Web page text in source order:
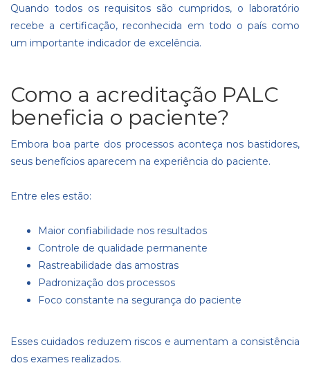
Quando todos os requisitos são cumpridos, o laboratório
recebe a certificação, reconhecida em todo o país como
um importante indicador de excelência.
Como a acreditação PALC
beneficia o paciente?
Embora boa parte dos processos aconteça nos bastidores,
seus benefícios aparecem na experiência do paciente.
Entre eles estão:
Maior confiabilidade nos resultados
Controle de qualidade permanente
Rastreabilidade das amostras
Padronização dos processos
Foco constante na segurança do paciente
Esses cuidados reduzem riscos e aumentam a consistência
dos exames realizados.